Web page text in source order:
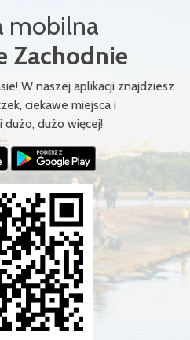
mobilna
Zachodnie
W naszej aplikacji znajdziesz
ciekawe miejsca i
dużo więcej!